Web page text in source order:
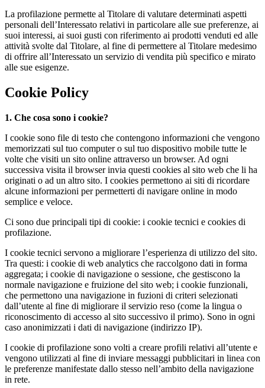
La profilazione permette al Titolare di valutare determinati aspetti
personali dell’Interessato relativi in particolare alle sue preferenze, ai
suoi interessi, ai suoi gusti con riferimento ai prodotti venduti ed alle
attività svolte dal Titolare, al fine di permettere al Titolare medesimo
di offrire all’Interessato un servizio di vendita più specifico e mirato
alle sue esigenze.
Cookie Policy
1. Che cosa sono i cookie?
I cookie sono file di testo che contengono informazioni che vengono
memorizzati sul tuo computer o sul tuo dispositivo mobile tutte le
volte che visiti un sito online attraverso un browser. Ad ogni
successiva visita il browser invia questi cookies al sito web che li ha
originati o ad un altro sito. I cookies permettono ai siti di ricordare
alcune informazioni per permetterti di navigare online in modo
semplice e veloce.
Ci sono due principali tipi di cookie: i cookie tecnici e cookies di
profilazione.
I cookie tecnici servono a migliorare l’esperienza di utilizzo del sito.
Tra questi: i cookie di web analytics che raccolgono dati in forma
aggregata; i cookie di navigazione o sessione, che gestiscono la
normale navigazione e fruizione del sito web; i cookie funzionali,
che permettono una navigazione in fuzioni di criteri selezionati
dall’utente al fine di migliorare il servizio reso (come la lingua o
riconoscimento di accesso al sito successivo il primo). Sono in ogni
caso anonimizzati i dati di navigazione (indirizzo IP).
I cookie di profilazione sono volti a creare profili relativi all’utente e
vengono utilizzati al fine di inviare messaggi pubblicitari in linea con
le preferenze manifestate dallo stesso nell’ambito della navigazione
in rete.